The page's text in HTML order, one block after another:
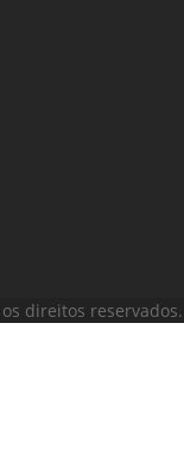
direitos reservados.